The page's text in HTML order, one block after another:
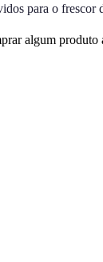
para o frescor
algum